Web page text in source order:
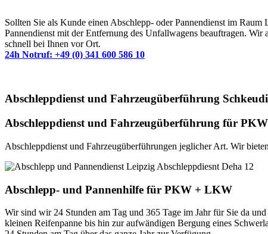
Sollten Sie als Kunde einen Abschlepp- oder Pannendienst im
Pannendienst mit der Entfernung des Unfallwagens beauftragen.
schnell bei Ihnen vor Ort.
24h Notruf: +49 (0) 341 600 586 10
Abschleppdienst und Fahrzeugüberführung
Abschleppdienst und Fahrzeugüberführung für
Abschleppdienst und Fahrzeugüberführungen jeglicher Art. Wir
Abschlepp- und Pannenhilfe für PKW + LKW
Wir sind wir 24 Stunden am Tag und 365 Tage im Jahr für Sie da
kleinen Reifenpanne bis hin zur aufwändigen Bergung eines